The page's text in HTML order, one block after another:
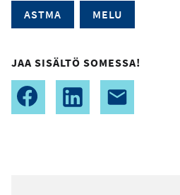
ASTMA MELU
JAA SISÄLTÖ SOMESSA!